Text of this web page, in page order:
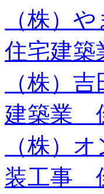
（株）
住宅建
（株）
建築業
（株）
装工事